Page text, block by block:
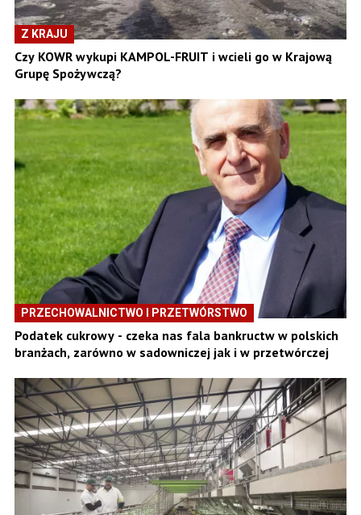
Z KRAJU
Czy KOWR wykupi KAMPOL-FRUIT i wcieli go w Krajową
Grupę Spożywczą?
PRZECHOWALNICTWO I PRZETWÓRSTWO
Podatek cukrowy - czeka nas fala bankructw w polskich
branżach, zarówno w sadowniczej jak i w przetwórczej